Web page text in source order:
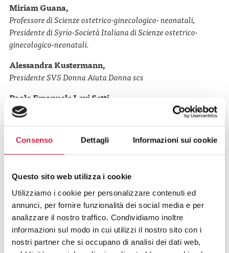
Consenso Dettagli Informazioni sui cookie
Questo sito web utilizza i cookie
Utilizziamo i cookie per personalizzare contenuti ed
annunci, per fornire funzionalità dei social media e per
analizzare il nostro traffico. Condividiamo inoltre
informazioni sul modo in cui utilizzi il nostro sito con i
nostri partner che si occupano di analisi dei dati web,
Miriam Guana,
Professore di Scienze ostetrico-ginecologico- neonatali,
Presidente di Syrio-Società Italiana di Scienze ostetrico-
ginecologico-neonatali.
Alessandra Kustermann,
Presidente SVS Donna Aiuta Donnascs
Paolo Emanuele Levi Setti,
Direttore Humanitas
IRCCS Humanitas
Research
Professore ordinario di Ginecologia e
Ostetricia,
Humanitas University
Livio Luzi,
Nutrizione e Malattie Metaboliche, Gruppo MultiMedica.
Carlo Maurizio Montecucco,
Direttore Unità Operativa di Reumatologia, Fondazione
IRCCS Policlinico San Matteo Pavia.
Annamaria Moretti,